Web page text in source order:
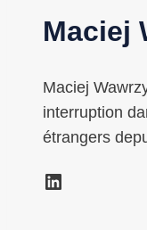
Maciej
Maciej
interruption
étrangers
LinkedIn